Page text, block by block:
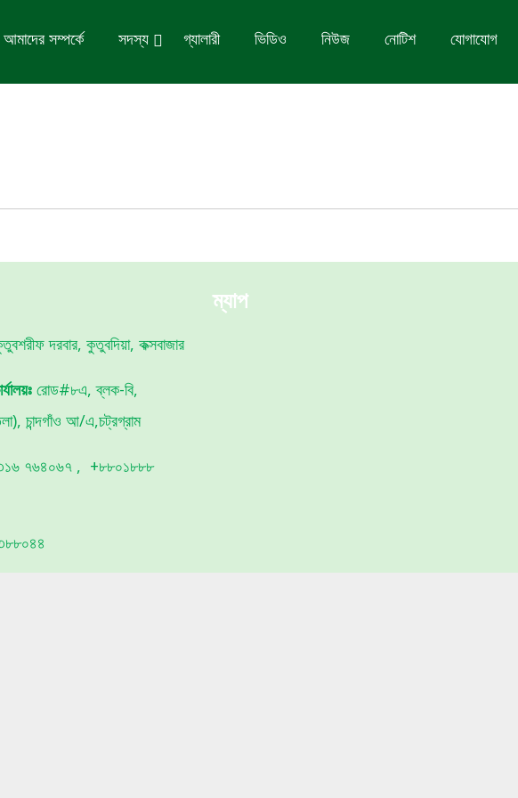
আমাদের সম্পর্কে সদস্য গ্যালারী ভিডিও নিউজ নোটিশ যোগাযোগ
দরবার, কুতুবদিয়া, কক্সবাজার
রোড#৮এ, ব্লক-বি,
চান্দগাঁও আ/এ,চট্রগ্রাম
৭৬৪০৬৭ , +৮৮০১৮৮৮
ম্যাপ